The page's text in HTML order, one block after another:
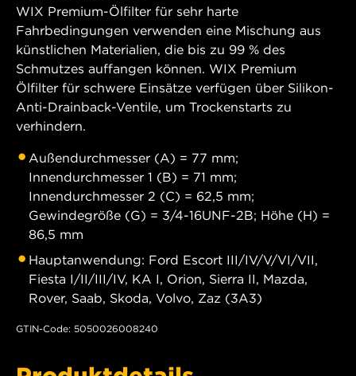
WIX Premium-Ölfilter für sehr harte
Fahrbedingungen verwenden eine Mischung aus
künstlichen Materialien, die bis zu 99 % des
Schmutzes auffangen können. WIX Premium
Ölfilter für schwere Einsätze verfügen über Silikon-
Anti-Drainback-Ventile, um Trockenstarts zu
verhindern.
Außendurchmesser (A) = 77 mm;
Innendurchmesser 1 (B) = 71 mm;
Innendurchmesser 2 (C) = 62,5 mm;
Gewindegröße (G) = 3/4-16UNF-2B; Höhe (H) =
86,5 mm
Hauptanwendung: Ford Escort III/IV/V/VI/VII,
Fiesta I/II/III/IV, KA I, Orion, Sierra II, Mazda,
Rover, Saab, Skoda, Volvo, Zaz (3A3)
GTIN-Code: 5050026008240